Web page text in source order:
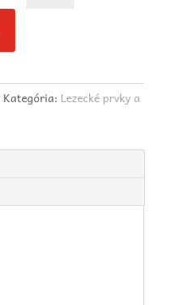
Kategória: Lezecké prvky a